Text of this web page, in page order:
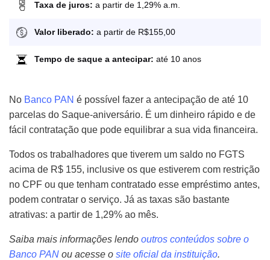
Taxa de juros: a partir de 1,29% a.m.
Valor liberado: a partir de R$155,00
Tempo de saque a antecipar: até 10 anos
No Banco PAN é possível fazer a antecipação de até 10
parcelas do Saque-aniversário. É um dinheiro rápido e de
fácil contratação que pode equilibrar a sua vida financeira.
Todos os trabalhadores que tiverem um saldo no FGTS
acima de R$ 155, inclusive os que estiverem com restrição
no CPF ou que tenham contratado esse empréstimo antes,
podem contratar o serviço. Já as taxas são bastante
atrativas: a partir de 1,29% ao mês.
Saiba mais informações lendo outros conteúdos sobre o
Banco PAN ou acesse o site oficial da instituição.